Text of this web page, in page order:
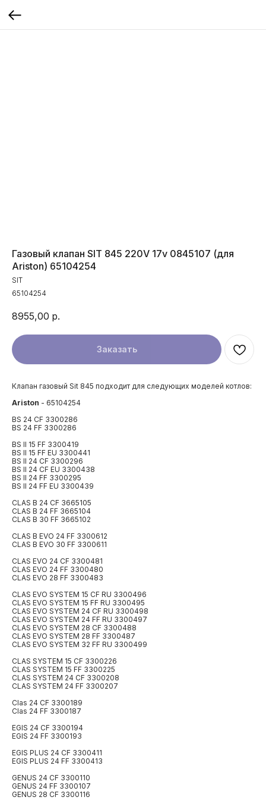
Газовый клапан SIT 845 220V 17v 0845107 (для
Ariston) 65104254
SIT
65104254
8955,00 р.
Заказать
Клапан газовый Sit 845 подходит для следующих моделей котлов:
Ariston - 65104254
BS 24 CF 3300286
BS 24 FF 3300286
BS II 15 FF 3300419
BS II 15 FF EU 3300441
BS II 24 CF 3300296
BS II 24 CF EU 3300438
BS II 24 FF 3300295
BS II 24 FF EU 3300439
CLAS B 24 CF 3665105
CLAS B 24 FF 3665104
CLAS B 30 FF 3665102
CLAS B EVO 24 FF 3300612
CLAS B EVO 30 FF 3300611
CLAS EVO 24 CF 3300481
CLAS EVO 24 FF 3300480
CLAS EVO 28 FF 3300483
CLAS EVO SYSTEM 15 CF RU 3300496
CLAS EVO SYSTEM 15 FF RU 3300495
CLAS EVO SYSTEM 24 CF RU 3300498
CLAS EVO SYSTEM 24 FF RU 3300497
CLAS EVO SYSTEM 28 CF 3300488
CLAS EVO SYSTEM 28 FF 3300487
CLAS EVO SYSTEM 32 FF RU 3300499
CLAS SYSTEM 15 CF 3300226
CLAS SYSTEM 15 FF 3300225
CLAS SYSTEM 24 CF 3300208
CLAS SYSTEM 24 FF 3300207
Clas 24 CF 3300189
Clas 24 FF 3300187
EGIS 24 CF 3300194
EGIS 24 FF 3300193
EGIS PLUS 24 CF 3300411
EGIS PLUS 24 FF 3300413
GENUS 24 CF 3300110
GENUS 24 FF 3300107
GENUS 28 CF 3300116